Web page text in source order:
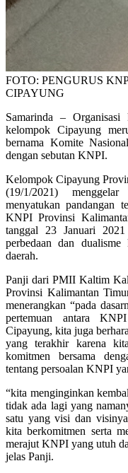
FOTO: PENGURUS
CIPAYUNG
Samarinda – Organisasi
kelompok Cipayung
bernama Komite
dengan sebutan KNPI.
Kelompok Cipayung
(19/1/2021)
menyatukan pandangan
KNPI Provinsi
tanggal 23 Januari
perbedaan dan
daerah.
Panji dari PMII Kaltim
Provinsi Kalimantan
menerangkan “pada
pertemuan antara
Cipayung, kita juga
yang terakhir karena
komitmen bersama
tentang persoalan KNPI
“kita menginginkan
tidak ada lagi yang
satu yang visi dan
kita berkomitmen serta
merajut KNPI yang utuh
jelas Panji.